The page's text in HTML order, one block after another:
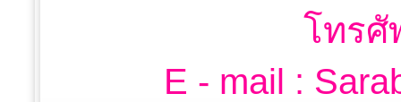
โทรศั
E - mail :